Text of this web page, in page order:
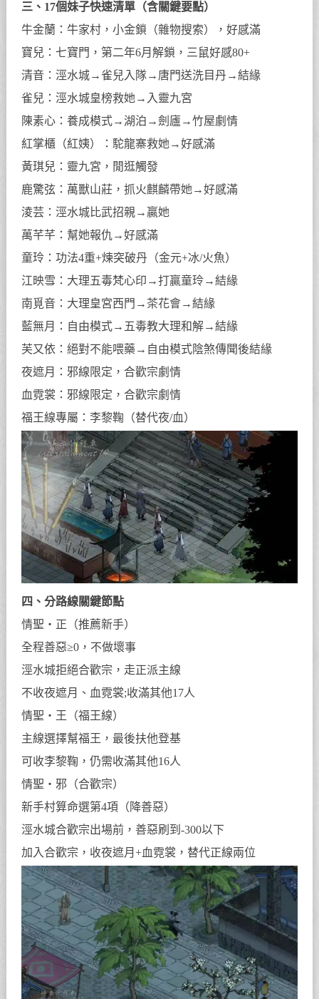
三、17個妹子快速清單（含關鍵要點）
牛金蘭：牛家村，小金鎖（雜物搜索），好感滿
寶兒：七寶門，第二年6月解鎖，三鼠好感80+
清音：涇水城→雀兒入隊→唐門送洗目丹→結緣
雀兒：涇水城皇榜救她→入靈九宮
陳素心：養成模式→湖泊→劍廬→竹屋劇情
紅掌櫃（紅姨）：駝龍寨救她→好感滿
黃琪兒：靈九宮，閒逛觸發
鹿驚弦：萬獸山莊，抓火麒麟帶她→好感滿
淩芸：涇水城比武招親→贏她
萬芊芊：幫她報仇→好感滿
童玲：功法4重+煉突破丹（金元+冰/火魚）
江映雪：大理五毒梵心印→打贏童玲→結緣
南覓音：大理皇宮西門→茶花會→結緣
藍無月：自由模式→五毒教大理和解→結緣
芙又依：絕對不能喂藥→自由模式陰煞傳聞後結緣
夜遮月：邪線限定，合歡宗劇情
血霓裳：邪線限定，合歡宗劇情
福王線專屬：李黎鞠（替代夜/血）
四、分路線關鍵節點
情聖・正（推薦新手）
全程善惡≥0，不做壞事
涇水城拒絕合歡宗，走正派主線
不收夜遮月、血霓裳;收滿其他17人
情聖・王（福王線）
主線選擇幫福王，最後扶他登基
可收李黎鞠，仍需收滿其他16人
情聖・邪（合歡宗）
新手村算命選第4項（降善惡）
涇水城合歡宗出場前，善惡刷到-300以下
加入合歡宗，收夜遮月+血霓裳，替代正線兩位